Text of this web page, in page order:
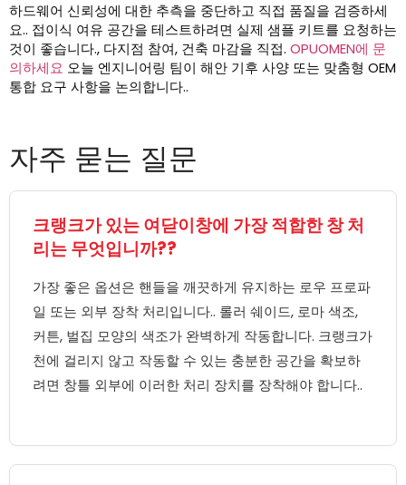
하드웨어 신뢰성에 대한 추측을 중단하고 직접 품질을 검증하세
요.. 접이식 여유 공간을 테스트하려면 실제 샘플 키트를 요청하는
것이 좋습니다., 다지점 참여, 건축 마감을 직접. OPUOMEN에 문
의하세요 오늘 엔지니어링 팀이 해안 기후 사양 또는 맞춤형 OEM
통합 요구 사항을 논의합니다..
자주 묻는 질문
크랭크가 있는 여닫이창에 가장 적합한 창 처
리는 무엇입니까??
가장 좋은 옵션은 핸들을 깨끗하게 유지하는 로우 프로파
일 또는 외부 장착 처리입니다.. 롤러 쉐이드, 로마 색조,
커튼, 벌집 모양의 색조가 완벽하게 작동합니다. 크랭크가
천에 걸리지 않고 작동할 수 있는 충분한 공간을 확보하
려면 창틀 외부에 이러한 처리 장치를 장착해야 합니다..